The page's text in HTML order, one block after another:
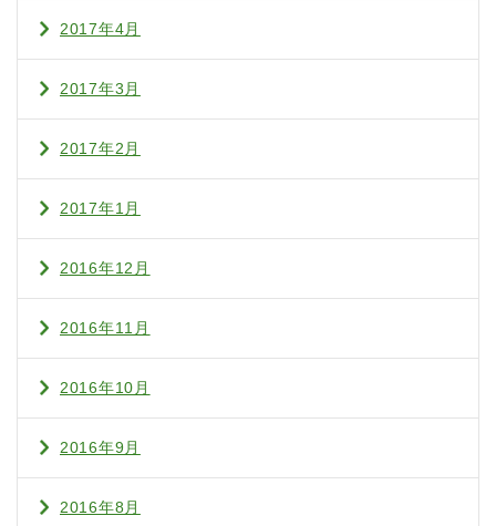
2017年4月
2017年3月
2017年2月
2017年1月
2016年12月
2016年11月
2016年10月
2016年9月
2016年8月